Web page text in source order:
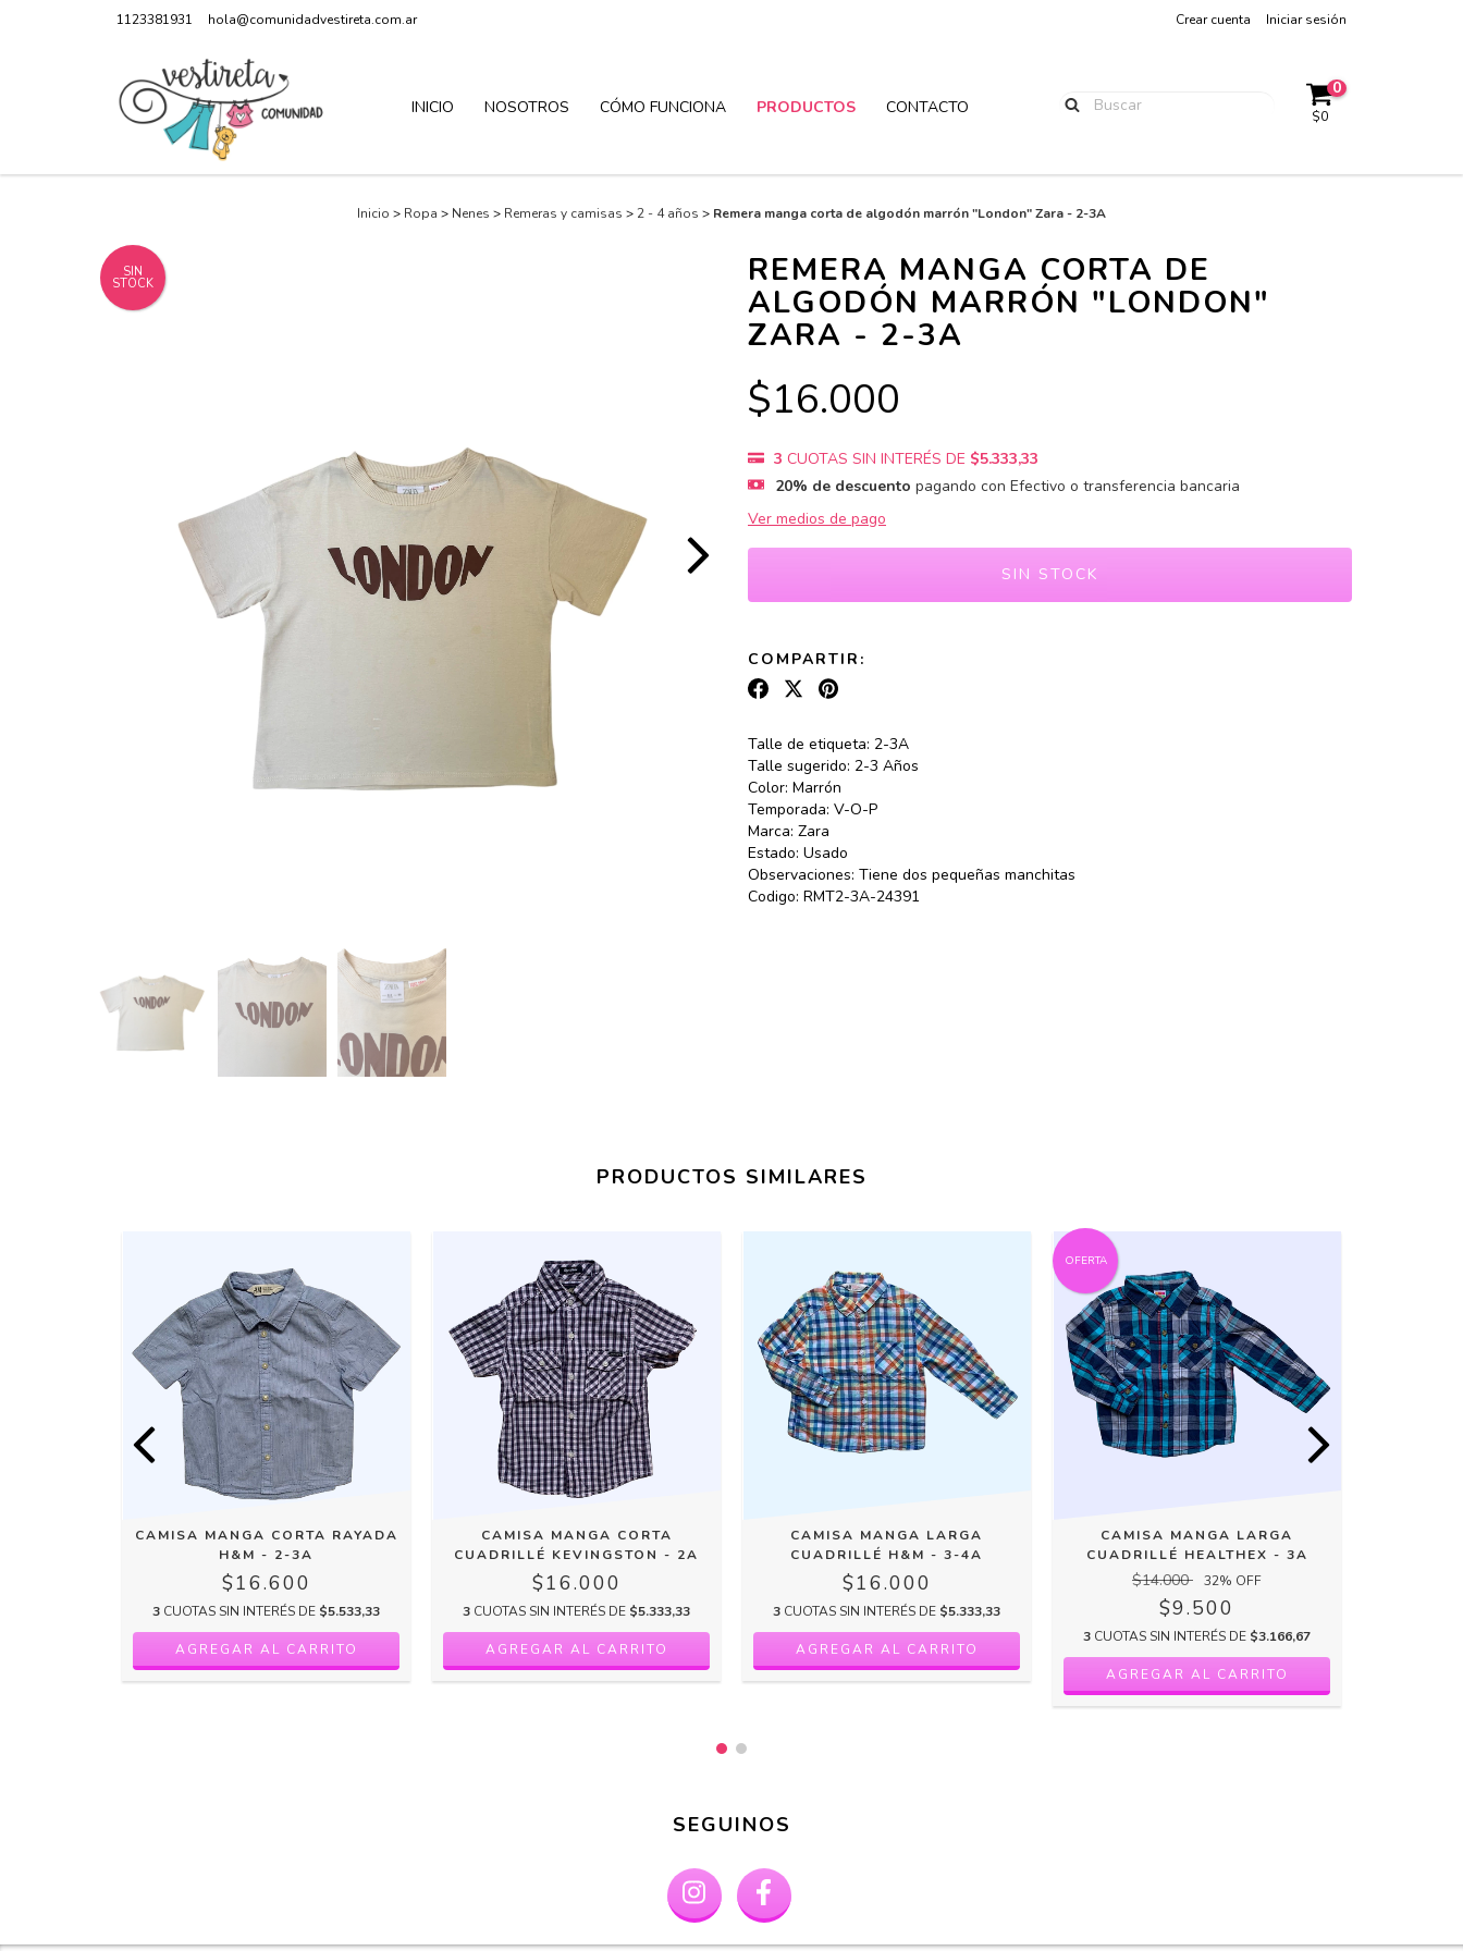
1123381931 hola@comunidadvestireta.com.ar Crear cuenta Iniciar sesión
INICIO NOSOTROS CÓMO FUNCIONA PRODUCTOS CONTACTO
0
$0
Inicio > Ropa > Nenes > Remeras y camisas >2 - 4 años > Remera manga corta de algodón marrón "London" Zara - 2-3A
SIN
STOCK REMERA MANGA CORTA DE
ALGODÓN MARRÓN "LONDON"
ZARA - 2-3A
$16.000
3 CUOTAS SIN INTERÉS DE $5.333,33
20% de descuento pagando con Efectivo o transferencia bancaria
Ver medios de pago
COMPARTIR:
Talle de etiqueta: 2-3A
Talle sugerido: 2-3 Años
Color: Marrón
Temporada: V-O-P
Marca: Zara
Estado: Usado
Observaciones: Tiene dos pequeñas manchitas
Codigo: RMT2-3A-24391
PRODUCTOS SIMILARES
CAMISA MANGA CORTA RAYADA
H&M - 2-3A
$16.600
3 CUOTAS SIN INTERÉS DE $5.533,33
CAMISA MANGA CORTA
CUADRILLÉ KEVINGSTON - 2A
$16.000
3 CUOTAS SIN INTERÉS DE $5.333,33
CAMISA MANGA LARGA
CUADRILLÉ H&M - 3-4A
$16.000
3 CUOTAS SIN INTERÉS DE $5.333,33
OFERTA
CAMISA MANGA LARGA
CUADRILLÉ HEALTHEX - 3A
$14.000 32% OFF
$9.500
3 CUOTAS SIN INTERÉS DE $3.166,67
SEGUINOS